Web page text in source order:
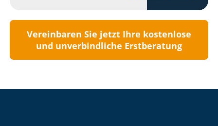
Vereinbaren Sie jetzt Ihre kostenlose
und unverbindliche Erstberatung